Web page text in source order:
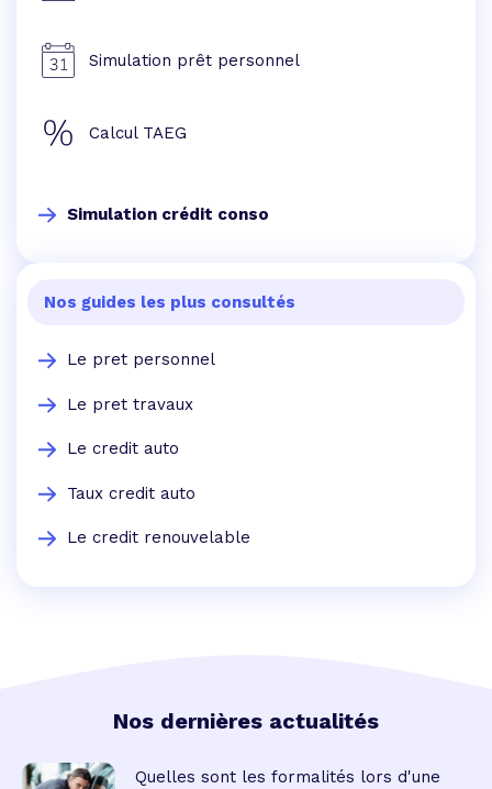
Simulation prêt personnel
Calcul TAEG
Simulation crédit conso
Nos guides les plus consultés
Le pret personnel
Le pret travaux
Le credit auto
Taux credit auto
Le credit renouvelable
Nos dernières actualités
Quelles sont les formalités lors d'une